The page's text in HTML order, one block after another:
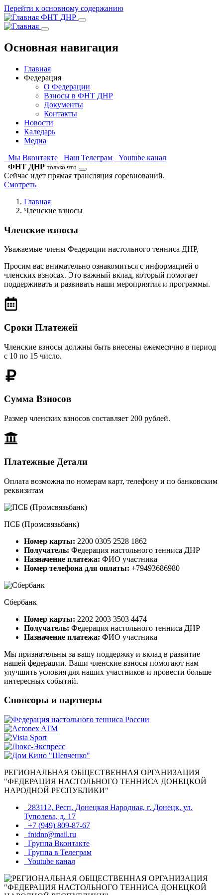
Перейти к основному содержанию
ФНТ ДНР
Основная навигация
Главная
Федерация
О Федерации
Взносы в ФНТ ДНР
Документы
Контакты
Новости
Каледарь
Медиа
Мы Вконтакте
Наш Телеграм
Youtube канал
ФНТ ДНР только что
Сейчас идет прямая трансляция соревнований.
Смотреть
Главная
Членские взносы
Членские взносы
Уважаемые члены Федерации настольного тенниса ДНР,
Просим вас внимательно ознакомиться с информацией о
членских взносах. Это важный вклад, который помогает
поддерживать и развивать наши мероприятия и программы.
Сроки Платежей
Членские взносы должны быть внесены ежемесячно в период
с 10 по 15 число.
Сумма Взносов
Размер членских взносов составляет 200 рублей.
Платежные Детали
Оплата возможна по номерам карт, телефону и по банковским
реквизитам
ПСБ (Промсвязьбанк)
Номер карты: 2200 0305 2528 1862
Получатель: Федерация настольного тенниса ДНР
Назначение платежа: ФИО участника
Номер телефона для оплаты: +79493686980
Сбербанк
Номер карты: 2202 2003 3503 4474
Получатель: Федерация настольного тенниса ДНР
Назначение платежа: ФИО участника
Мы признательны за вашу поддержку и вклад в развитие
нашей федерации. Ваши членские взносы помогают нам
улучшить условия для наших участников и провести больше
интересных событий.
Спонсоры и партнеры
РЕГИОНАЛЬНАЯ ОБЩЕСТВЕННАЯ ОРГАНИЗАЦИЯ
"ФЕДЕРАЦИЯ НАСТОЛЬНОГО ТЕННИСА ДОНЕЦКОЙ
НАРОДНОЙ РЕСПУБЛИКИ"
283112, Респ. Донецкая Народная, г. Донецк, ул.
Туполева, д. 17
+7 (949) 809-87-67
fntdnr@mail.ru
Группа Вконтакте
Группа в Телеграм
Youtube канал